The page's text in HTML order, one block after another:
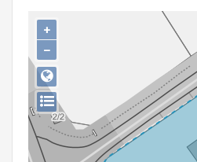
Gebeurtenis
Persoon of collectief
Downloads
Hergebruik
Aanmelden
+
−